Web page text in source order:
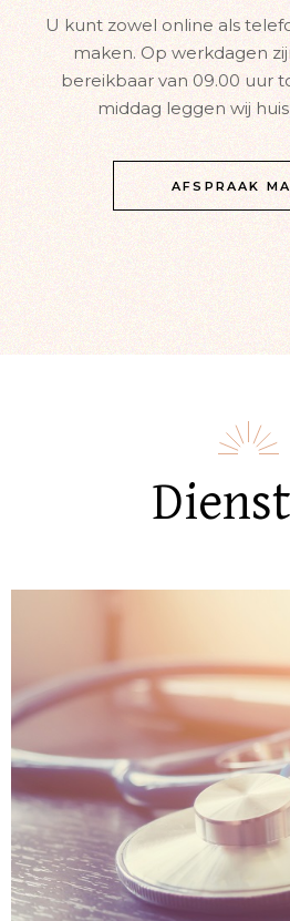
U kunt zowel online als
maken. Op werkdagen
bereikbaar van 09.00 uur
middag leggen wij
AFSPRAAK